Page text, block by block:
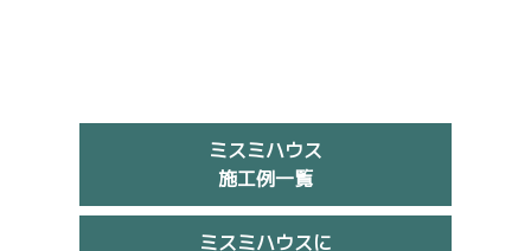
ミスミハウス
施工例一覧
ミスミハウスに